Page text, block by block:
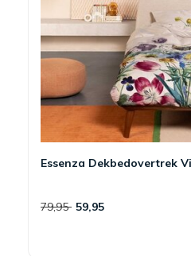
Essenza Dekbedovertrek
79,95 59,95